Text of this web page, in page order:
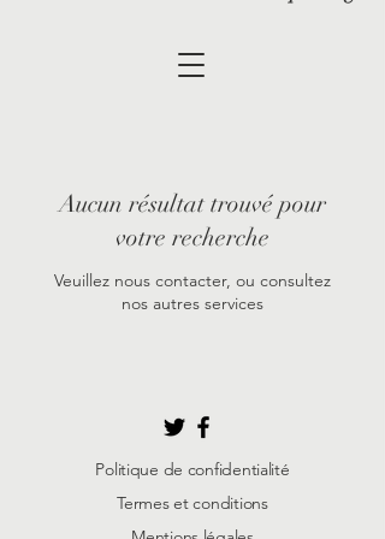
Aucun résultat trouvé pour
votre recherche
Veuillez nous contacter, ou consultez
nos autres services
Politique de confidentialité
Termes et conditions